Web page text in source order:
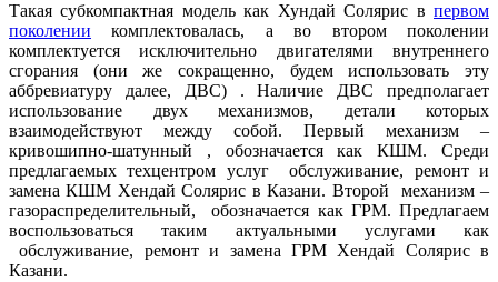
Такая субкомпактная модель как Хундай Солярис в первом
поколении комплектовалась, а во втором поколении
комплектуется исключительно двигателями внутреннего
сгорания (они же сокращенно, будем использовать эту
аббревиатуру далее, ДВС) . Наличие ДВС предполагает
использование двух механизмов, детали которых
взаимодействуют между собой. Первый механизм –
кривошипно-шатунный , обозначается как КШМ. Среди
предлагаемых техцентром услуг обслуживание, ремонт и
замена КШМ Хендай Солярис в Казани. Второй механизм –
газораспределительный, обозначается как ГРМ. Предлагаем
воспользоваться таким актуальными услугами как
обслуживание, ремонт и замена ГРМ Хендай Солярис в
Казани.